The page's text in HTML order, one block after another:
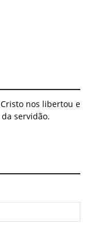
nos libertou e
servidão.